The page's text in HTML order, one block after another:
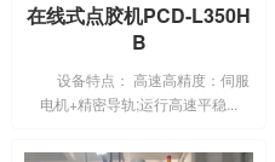
在线式点胶机PCD-L350H
B
设备特点： 高速高精度：伺服
电机+精密导轨;运行高速平稳...